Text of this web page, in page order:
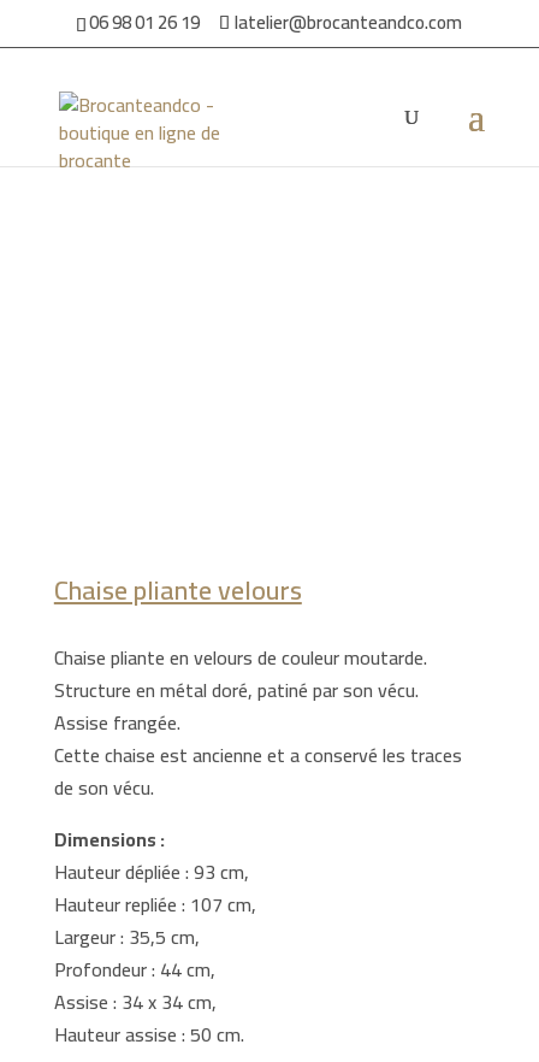
06 98 01 26 19 latelier@brocanteandco.com
Accueil/Par ambiance/
/ Chaise pliante
velours
Chaise pliante velours
Chaise pliante en velours de couleur moutarde.
Structure en métal doré, patiné par son vécu.
Assise frangée.
Cette chaise est ancienne et a conservé les traces
de son vécu.
Dimensions :
Hauteur dépliée : 93 cm,
Hauteur repliée : 107 cm,
Largeur : 35,5 cm,
Profondeur : 44 cm,
Assise : 34 x 34 cm,
Hauteur assise : 50 cm.